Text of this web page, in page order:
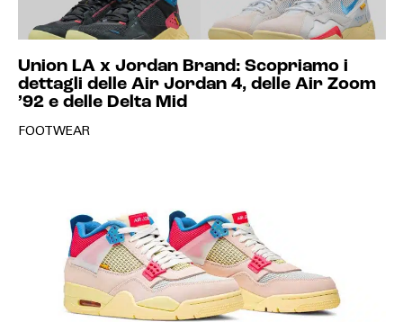
Union LA x Jordan Brand: Scopriamo i
dettagli delle Air Jordan 4, delle Air Zoom
’92 e delle Delta Mid
FOOTWEAR